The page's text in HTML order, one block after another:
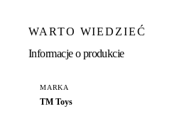
WARTO WIEDZIEĆ
Informacje o produkcie
MARKA
TM Toys